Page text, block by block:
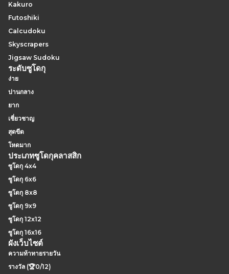
Kakuro
Futoshiki
Calcudoku
Skyscrapers
Jigsaw Sudoku
ระดับซูโดกุ
ง่าย
ปานกลาง
ยาก
เชี่ยวชาญ
สุดขีด
โหดมาก
ประเภทซูโดกุคลาสสิก
ซูโดกุ 4x4
ซูโดกุ 6x6
ซูโดกุ 8x8
ซูโดกุ 9x9
ซูโดกุ 12x12
ซูโดกุ 16x16
ผังเว็บไซต์
ความท้าทายรายวัน
รางวัล (🏆0/12)